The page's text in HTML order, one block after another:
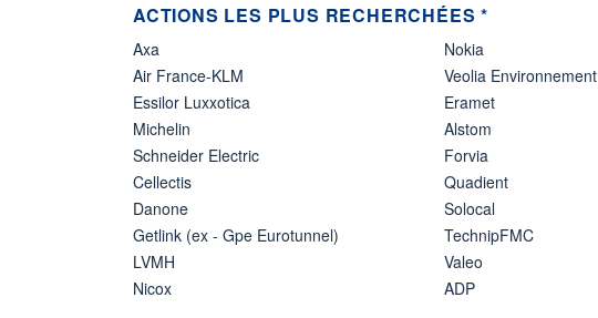
ACTIONS LES PLUS RECHERCHÉES *
Axa
Air France-KLM
Essilor Luxxotica
Michelin
Schneider Electric
Cellectis
Danone
Getlink (ex - Gpe Eurotunnel)
LVMH
Nicox
Nokia
Veolia Environnement
Eramet
Alstom
Forvia
Quadient
Solocal
TechnipFMC
Valeo
ADP